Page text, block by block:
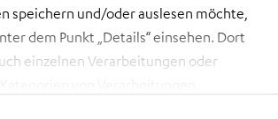
speichern und/oder auslesen möchte,
dem Punkt „Details“ einsehen. Dort
einzelnen Verarbeitungen oder
erhältlich ist, informieren wir auch
Website.